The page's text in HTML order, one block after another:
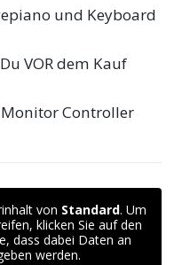
und Keyboard
VOR dem Kauf
Monitor Controller
von Standard. Um
klicken Sie auf den
dass dabei Daten an
werden.